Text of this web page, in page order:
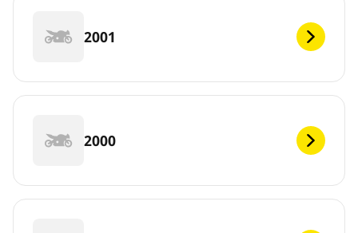
2001
2000